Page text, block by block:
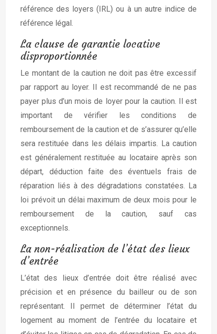
référence des loyers (IRL) ou à un autre indice de
référence légal.
La clause de garantie locative
disproportionnée
Le montant de la caution ne doit pas être excessif
par rapport au loyer. Il est recommandé de ne pas
payer plus d’un mois de loyer pour la caution. Il est
important de vérifier les conditions de
remboursement de la caution et de s’assurer qu’elle
sera restituée dans les délais impartis. La caution
est généralement restituée au locataire après son
départ, déduction faite des éventuels frais de
réparation liés à des dégradations constatées. La
loi prévoit un délai maximum de deux mois pour le
remboursement de la caution, sauf cas
exceptionnels.
La non-réalisation de l’état des lieux
d’entrée
L’état des lieux d’entrée doit être réalisé avec
précision et en présence du bailleur ou de son
représentant. Il permet de déterminer l’état du
logement au moment de l’entrée du locataire et